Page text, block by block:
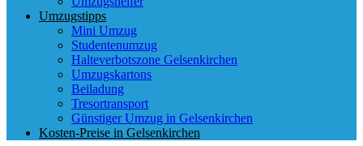
Umzugstipps
Mini Umzug
Studentenumzug
Halteverbotszone Gelsenkirchen
Umzugskartons
Beiladung
Tresortransport
Günstiger Umzug in Gelsenkirchen
Kosten-Preise in Gelsenkirchen